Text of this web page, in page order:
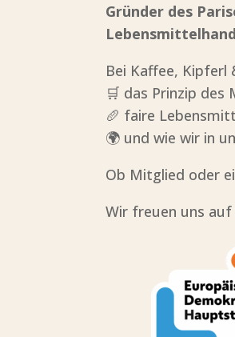
Gründer des
Bei Kaffee, Kipferl
🛒 das Prinzip
🥖 faire
🌍 und wie wir in
Ob Mitglied oder
Wir freuen uns